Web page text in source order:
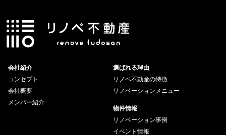
会社紹介
コンセプト
会社概要
メンバー紹介
選ばれる理由
リノベ不動産の特徴
リノベーションメニュー
物件情報
リノベーション事例
イベント情報